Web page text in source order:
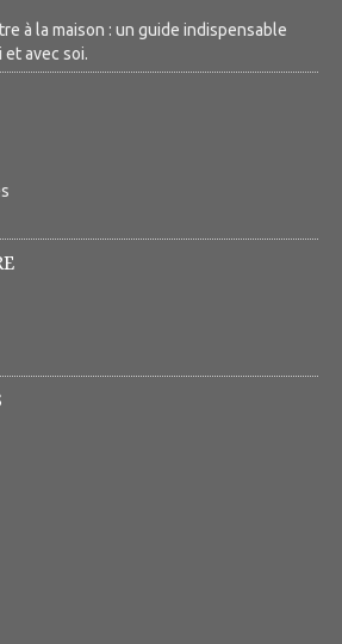
à la maison : un guide indispensable
avec soi.